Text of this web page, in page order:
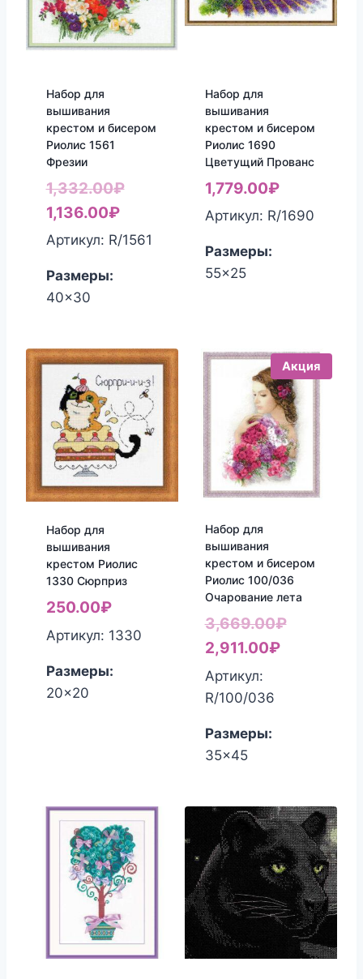
Набор для
вышивания
крестом и бисером
Риолис 1561
Фрезии
1,332.00₽Первоначальная
составляла
1,332.00₽.
1,136.00₽Текущая
цена:
Артикул: R/1561
Размеры:
40x30
Набор для
вышивания
крестом и бисером
Риолис 1690
Цветущий Прованс
1,779.00₽
Артикул: R/1690
Размеры:
55x25
Набор для
вышивания
крестом Риолис
1330 Сюрприз
250.00₽
Артикул: 1330
Размеры:
20x20
Акция
Набор для
вышивания
крестом и бисером
Риолис 100/036
Очарование лета
3,669.00₽
2,911.00₽Текущая
Артикул:
R/100/036
Размеры:
35x45